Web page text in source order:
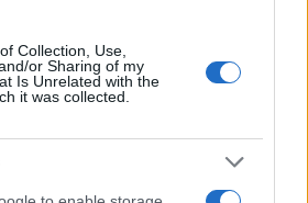
Collection, Use,
or Sharing of my
Is Unrelated with the
it was collected.
a Roma che ci darà ragione
a raccolta tutte le
i comitati territoriali No Ztl, i
sono dichiarati contro questa
a spazzare via il sogno
Gualtieri.